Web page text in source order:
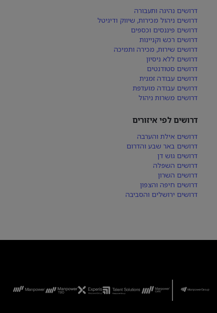
דרושים נהיגה ותעבורה
דרושים ניהול מכירות, שיווק ודיגיטל
דרושים פיננסים וכספים
דרושים רכש וקניינות
דרושים שירות, מכירה ותמיכה
דרושים ללא ניסיון
דרושים סטודנטים
דרושים עבודה זמנית
דרושים עבודה מועדפת
דרושים משרות ניהול
דרושים לפי איזורים
דרושים אילת והערבה
דרושים באר שבע והדרום
דרושים גוש דן
דרושים השפלה
דרושים השרון
דרושים חיפה והצפון
דרושים ירושלים והסביבה